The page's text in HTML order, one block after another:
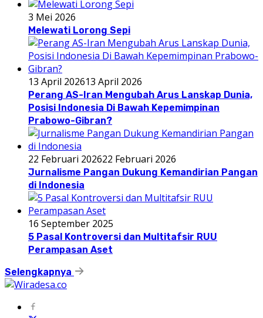
3 Mei 2026
Melewati Lorong Sepi
13 April 202613 April 2026
Perang AS-Iran Mengubah Arus Lanskap Dunia,
Posisi Indonesia Di Bawah Kepemimpinan
Prabowo-Gibran?
22 Februari 202622 Februari 2026
Jurnalisme Pangan Dukung Kemandirian Pangan
di Indonesia
16 September 2025
5 Pasal Kontroversi dan Multitafsir RUU
Perampasan Aset
Selengkapnya